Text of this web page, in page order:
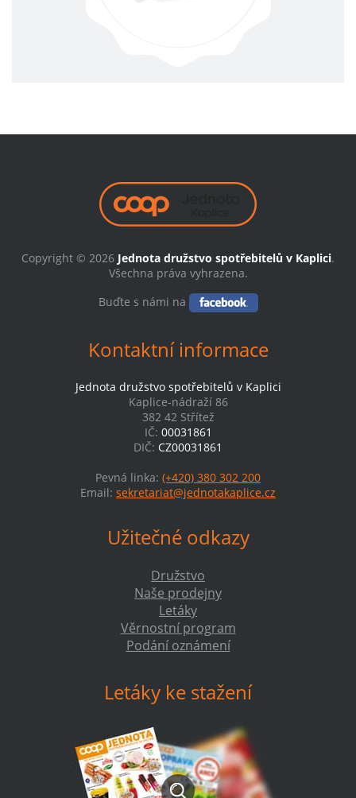
Copyright © 2026 Jednota družstvo spotřebitelů v Kaplici.
Všechna práva vyhrazena.
Buďte s námi na
Kontaktní informace
Jednota družstvo spotřebitelů v Kaplici
Kaplice-nádraží 86
382 42 Střítež
IČ: 00031861
DIČ: CZ00031861
Pevná linka: (+420) 380 302 200
Email: sekretariat@jednotakaplice.cz
Užitečné odkazy
Družstvo
Naše prodejny
Letáky
Věrnostní program
Podání oznámení
Letáky ke stažení